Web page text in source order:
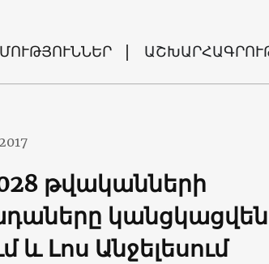
թվականների
կանցկացվեն
և Լոս Անջելեսում